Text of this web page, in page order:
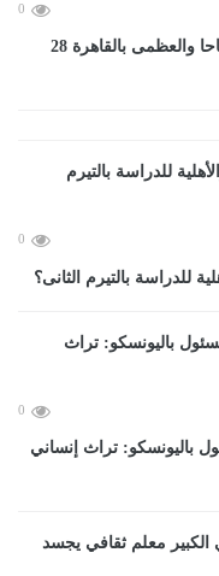
0
الطقس غدا.. مائل للحرارة نهارا وشبورة صباحا والعظمى بالقاهرة 28
0
للدراسة بالتيرم الثانى؟
0
باليونسكو: تراث إنساني